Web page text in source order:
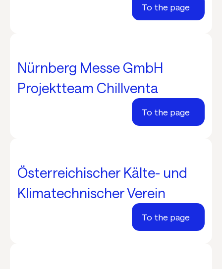
To the page
Nürnberg Messe GmbH
Projektteam Chillventa
To the page
Österreichischer Kälte- und
Klimatechnischer Verein
To the page